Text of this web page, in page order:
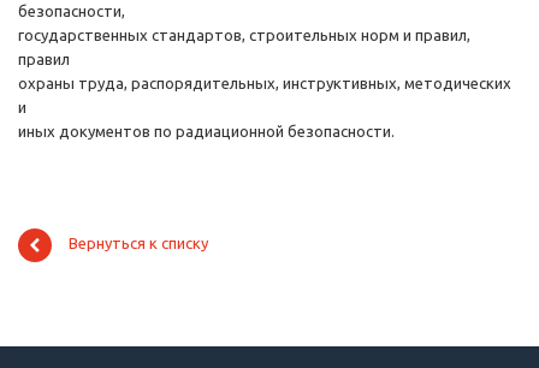
безопасности,
государственных стандартов, строительных норм и правил,
правил
охраны труда, распорядительных, инструктивных, методических
и
иных документов по радиационной безопасности.
Вернуться к списку